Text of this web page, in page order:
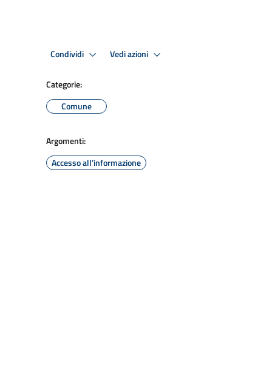
Condividi Vedi azioni
Categorie:
Comune
Argomenti:
Accesso all'informazione